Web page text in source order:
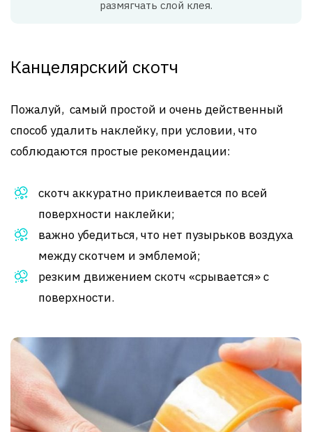
размягчать слой клея.
Канцелярский скотч
Пожалуй, самый простой и очень действенный
способ удалить наклейку, при условии, что
соблюдаются простые рекомендации:
скотч аккуратно приклеивается по всей
поверхности наклейки;
важно убедиться, что нет пузырьков воздуха
между скотчем и эмблемой;
резким движением скотч «срывается» с
поверхности.